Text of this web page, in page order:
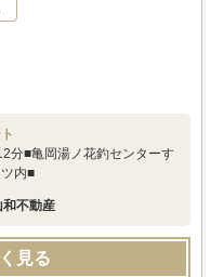
分■亀岡湯ノ花釣センターす
内■
不動産
見る